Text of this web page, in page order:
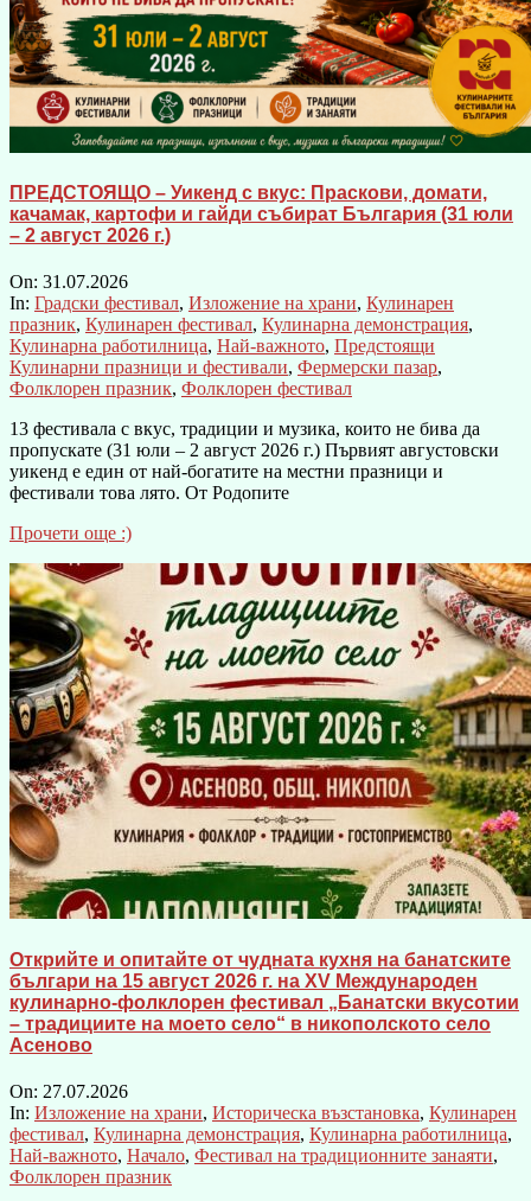
ПРЕДСТОЯЩО – Уикенд с вкус: Праскови, домати,
качамак, картофи и гайди събират България (31 юли
– 2 август 2026 г.)
On: 31.07.2026
In: Градски фестивал, Изложение на храни, Кулинарен
празник, Кулинарен фестивал, Кулинарна демонстрация,
Кулинарна работилница, Най-важното, Предстоящи
Кулинарни празници и фестивали, Фермерски пазар,
Фолклорен празник, Фолклорен фестивал
13 фестивала с вкус, традиции и музика, които не бива да
пропускате (31 юли – 2 август 2026 г.) Първият августовски
уикенд е един от най-богатите на местни празници и
фестивали това лято. От Родопите
Прочети още :)
Открийте и опитайте от чудната кухня на банатските
българи на 15 август 2026 г. на XV Международен
кулинарно-фолклорен фестивал „Банатски вкусотии
– традициите на моето село“ в никополското село
Асеново
On: 27.07.2026
In: Изложение на храни, Историческа възстановка, Кулинарен
фестивал, Кулинарна демонстрация, Кулинарна работилница,
Най-важното, Начало, Фестивал на традиционните занаяти,
Фолклорен празник